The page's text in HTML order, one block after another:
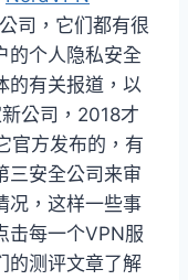
司，它们都有很
的个人隐私安全
的有关报道，以
公司，2018才
官方发布的，有
三安全公司来审
况，这样一些事
击每一个VPN服
的测评文章了解